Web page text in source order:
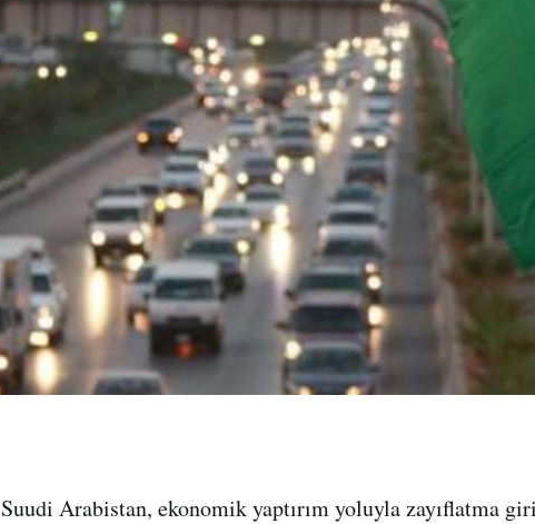
Suudi Arabistan, ekonomik yaptırım yoluyla zayıflatma